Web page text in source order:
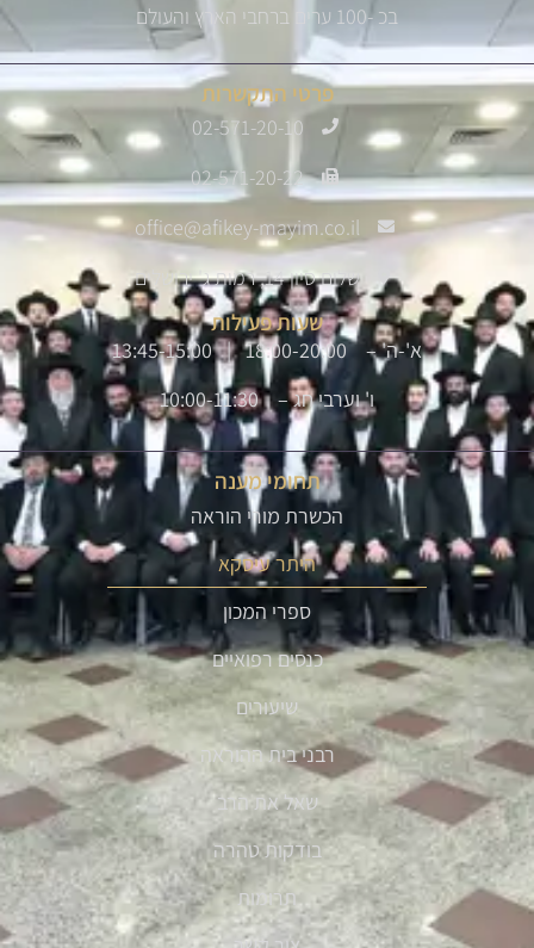
בכ -100 ערים ברחבי הארץ והעולם
פרטי התקשרות
02-571-20-10
02-571-20-22
office@afikey-mayim.co.il
שלום סיון 14, רמות ג' ירושלים
שעות פעילות
א'-ה' – 18:00-20:00 | 13:45-15:00
ו' וערבי חג – 10:00-11:30
תחומי מענה
הכשרת מורי הוראה
היתר עיסקא
ספרי המכון
כנסים רפואיים
שיעורים
רבני בית ההוראה
שאל את הרב
בודקות טהרה
תרומות